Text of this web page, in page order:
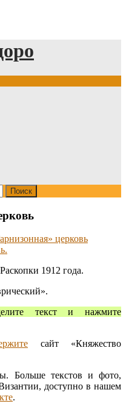
церковь
1912 года.
текст и нажмите
сайт «Княжество
Больше текстов и фото,
доступно в нашем
.